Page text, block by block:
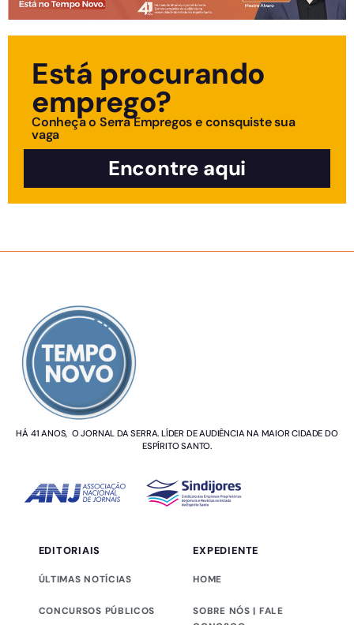
Está procurando
emprego?
Conheça o Serra Empregos e consquiste sua
vaga
Encontre aqui
HÁ 41 ANOS, O JORNAL DA SERRA. LÍDER DE AUDIÊNCIA NA MAIOR CIDADE DO
ESPÍRITO SANTO.
EDITORIAIS
ÚLTIMAS NOTÍCIAS
CONCURSOS PÚBLICOS
EXPEDIENTE
HOME
SOBRE NÓS | FALE